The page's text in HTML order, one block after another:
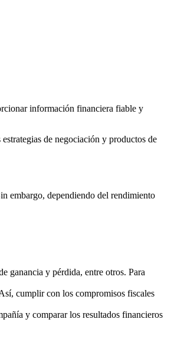
información financiera fiable y
de negociación y productos de
embargo, dependiendo del rendimiento
ganancia y pérdida, entre otros. Para
cumplir con los compromisos fiscales
y comparar los resultados financieros